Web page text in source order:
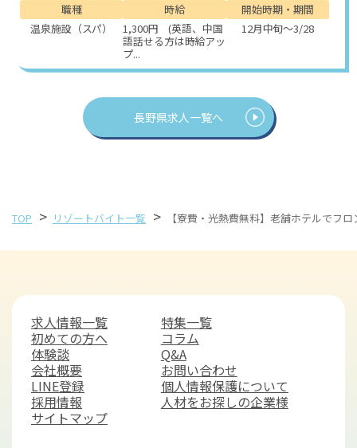
職種
温泉施設（スパ）
時給
1,300円 (英語、中国
語話せる方は時給アッ
プ...
開始時期・期間
12月中旬～3/28
長野県求人一覧へ
TOP > リゾートバイト一覧 > 【寮費・光熱費無料】老舗ホテルでフ
求人情報一覧
特集一覧
初めての方へ
コラム
体験談
Q&A
会社概要
お問い合わせ
LINE登録
個人情報保護について
採用情報
人材をお探しの企業様
サイトマップ